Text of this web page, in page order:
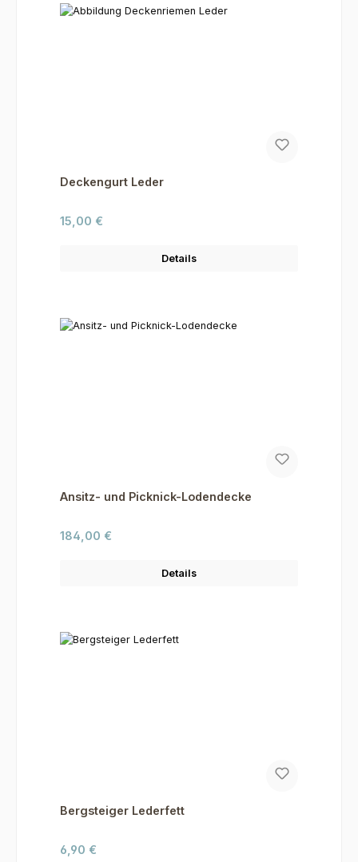
Deckengurt Leder
Regulärer Preis:
15,00 €
Details
Ansitz- und Picknick-Lodendecke
Regulärer Preis:
184,00 €
Details
Bergsteiger Lederfett
Regulärer Preis:
6,90 €